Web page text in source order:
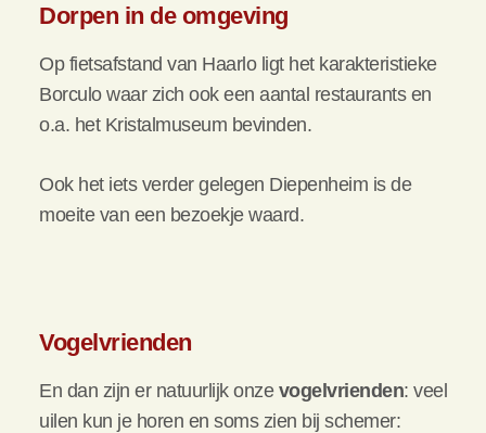
Dorpen in de omgeving
Op fietsafstand van Haarlo ligt het karakteristieke
Borculo waar zich ook een aantal restaurants en
o.a. het Kristalmuseum bevinden.
Ook het iets verder gelegen Diepenheim is de
moeite van een bezoekje waard.
Vogelvrienden
En dan zijn er natuurlijk onze vogelvrienden: veel
uilen kun je horen en soms zien bij schemer: